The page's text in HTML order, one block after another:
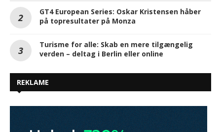
GT4 European Series: Oskar Kristensen håber
på topresultater på Monza
Turisme for alle: Skab en mere tilgængelig
verden – deltag i Berlin eller online
REKLAME